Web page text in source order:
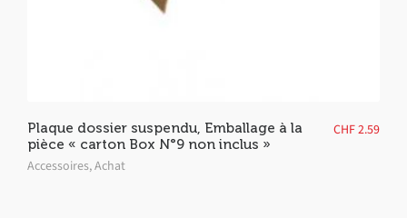
Plaque dossier suspendu, Emballage à la
pièce « carton Box N°9 non inclus »
Accessoires,Achat
CHF2.59